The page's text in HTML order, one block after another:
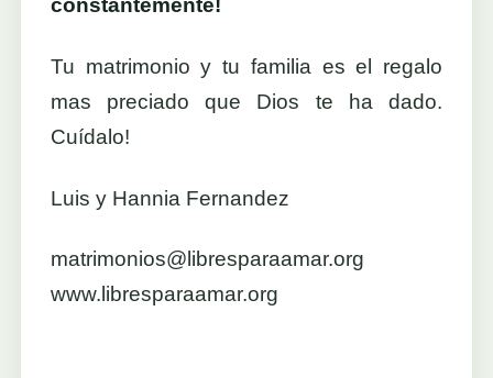
constantemente!
Tu matrimonio y tu familia es el regalo
mas preciado que Dios te ha dado.
Cuídalo!
Luis y Hannia Fernandez
matrimonios@libresparaamar.org
www.libresparaamar.org